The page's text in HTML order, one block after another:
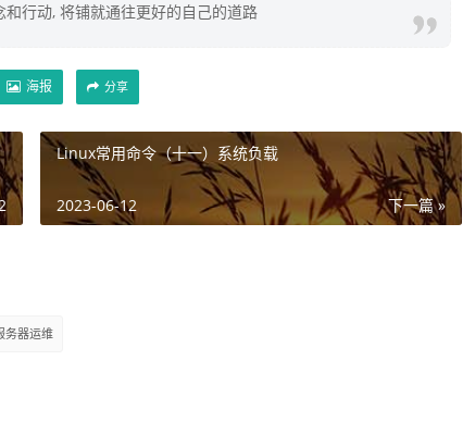
行动, 将铺就通往更好的自己的道路
海报 分享
Linux常用命令（十一）系统负载
下一篇 »
2023-06-12
务器运维